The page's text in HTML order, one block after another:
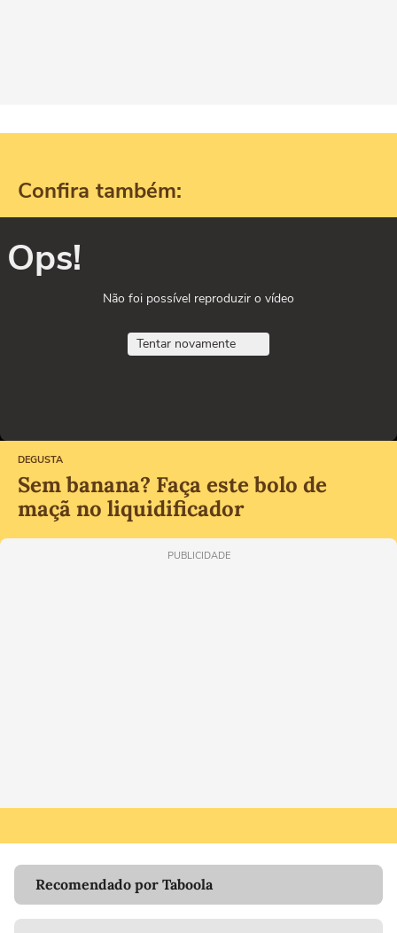
Confira também:
Ops!
Não foi possível reproduzir o vídeo
Tentar novamente
DEGUSTA
Sem banana? Faça este bolo de
maçã no liquidificador
PUBLICIDADE
Recomendado por Taboola